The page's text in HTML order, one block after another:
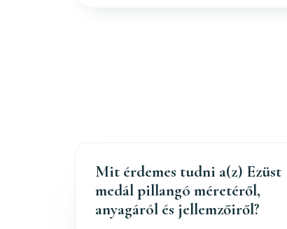
Mit érdemes tudni a(z) Ezüst
medál pillangó méretéről,
anyagáról és jellemzőiről?